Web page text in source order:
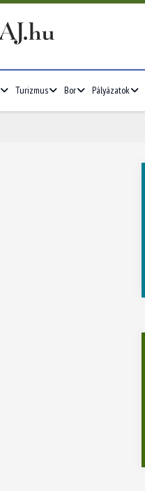
Turizmus Bor Pályázatok